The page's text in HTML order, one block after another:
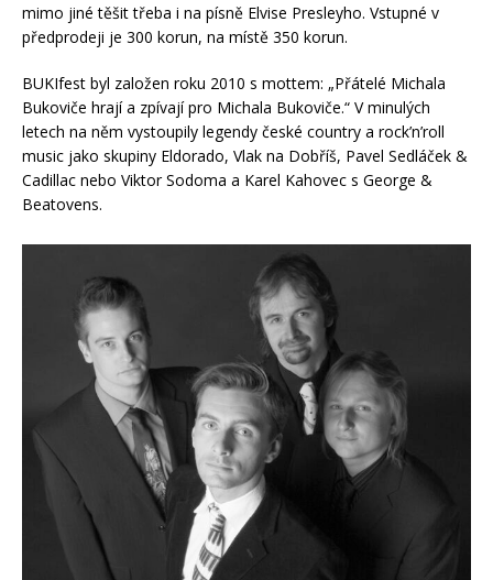
mimo jiné těšit třeba i na písně Elvise Presleyho. Vstupné v
předprodeji je 300 korun, na místě 350 korun.
BUKIfest byl založen roku 2010 s mottem: „Přátelé Michala
Bukoviče hrají a zpívají pro Michala Bukoviče.“ V minulých
letech na něm vystoupily legendy české country a rock’n’roll
music jako skupiny Eldorado, Vlak na Dobříš, Pavel Sedláček &
Cadillac nebo Viktor Sodoma a Karel Kahovec s George &
Beatovens.